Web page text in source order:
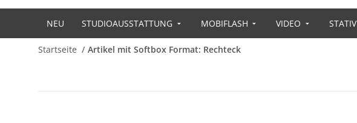
NEU STUDIOAUSSTATTUNG MOBIFLASH VIDEO STATIV
Startseite Artikel mit Softbox Format: Rechteck